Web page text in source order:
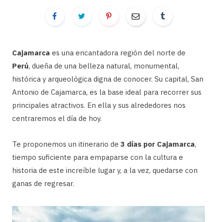
Cajamarca es una encantadora región del norte de
Perú, dueña de una belleza natural, monumental,
histórica y arqueológica digna de conocer. Su capital, San
Antonio de Cajamarca, es la base ideal para recorrer sus
principales atractivos. En ella y sus alrededores nos
centraremos el día de hoy.
Te proponemos un itinerario de 3 días por Cajamarca,
tiempo suficiente para empaparse con la cultura e
historia de este increíble lugar y, a la vez, quedarse con
ganas de regresar.